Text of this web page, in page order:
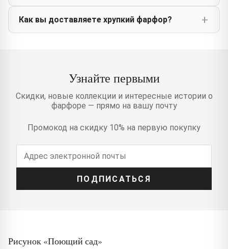
Как вы доставляете хрупкий фарфор?
Узнайте первыми
Скидки, новые коллекции и интересные истории о
фарфоре — прямо на вашу почту
Промокод на скидку 10% на первую покупку
ПОДПИСАТЬСЯ
Рисунок «Поющий сад»